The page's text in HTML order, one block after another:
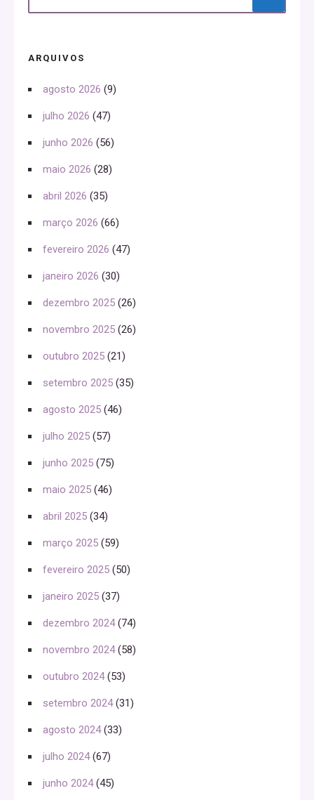
ARQUIVOS
agosto 2026 (9)
julho 2026 (47)
junho 2026 (56)
maio 2026 (28)
abril 2026 (35)
março 2026 (66)
fevereiro 2026 (47)
janeiro 2026 (30)
dezembro 2025 (26)
novembro 2025 (26)
outubro 2025 (21)
setembro 2025 (35)
agosto 2025 (46)
julho 2025 (57)
junho 2025 (75)
maio 2025 (46)
abril 2025 (34)
março 2025 (59)
fevereiro 2025 (50)
janeiro 2025 (37)
dezembro 2024(74)
novembro 2024(58)
outubro 2024(53)
setembro 2024(31)
agosto 2024(33)
julho 2024(67)
junho 2024(45)